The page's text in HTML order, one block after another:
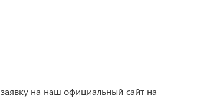
на наш официальный сайт на